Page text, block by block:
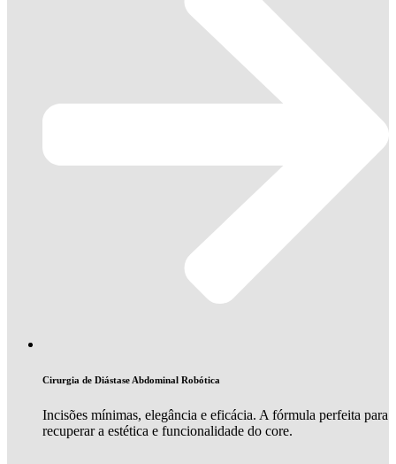
Cirurgia de Diástase Abdominal Robótica
Incisões mínimas, elegância e eficácia. A fórmula perfeita para
recuperar a estética e funcionalidade do core.